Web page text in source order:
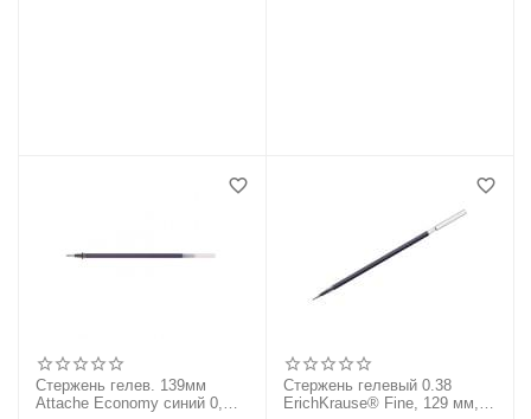
Стержень гелев. 139мм
Attache Economy синий 0,
Стержень гелевый 0.38
ErichKrause® Fine, 129 мм,